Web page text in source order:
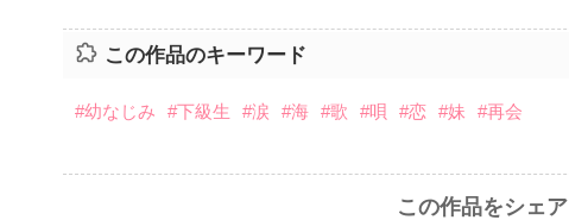
この作品のキーワード
#幼なじみ #下級生 #涙 #海 #歌 #唄 #恋 #妹 #再会
この作品をシェア